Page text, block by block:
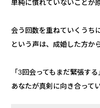
単純に慣れていないことが
会う回数を重ねていくう
という声は、成婚した方か
「3回会ってもまだ緊張す
あなたが真剣に向き合って